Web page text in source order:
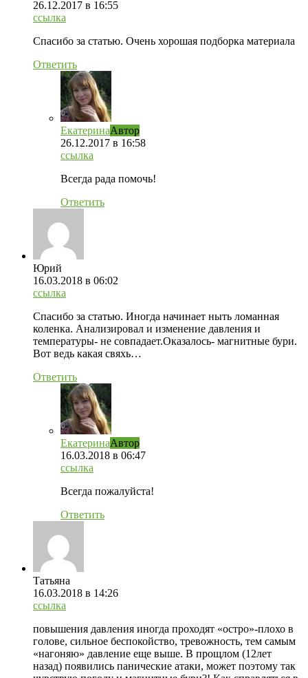
26.12.2017 в 16:55
ссылка
Спасибо за статью. Очень хорошая подборка материала
Ответить
ЕкатеринаАвтор
26.12.2017 в 16:58
ссылка
Всегда рада помочь!
Ответить
Юрий
16.03.2018 в 06:02
ссылка
Спасибо за статью. Иногда начинает ныть ломанная
коленка. Анализировал и изменение давления и
температуры- не совпадает.Оказалось- магнитные бури.
Вот ведь какая свяхь…
Ответить
ЕкатеринаАвтор
16.03.2018 в 06:47
ссылка
Всегда пожалуйста!
Ответить
Татьяна
16.03.2018 в 14:26
ссылка
повышения давления иногда проходят «остро»-плохо в
голове, сильное беспокойство, тревожность, тем самым
«нагоняю» давление еще выше. В прощлом (12лет
назад) появились панические атаки, может поэтому так